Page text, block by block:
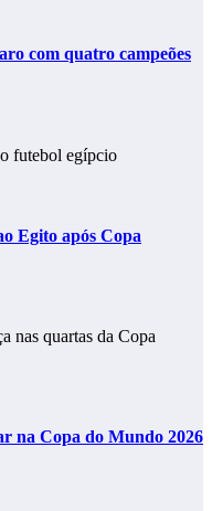
com quatro campeões
Egito após Copa
na Copa do Mundo 2026